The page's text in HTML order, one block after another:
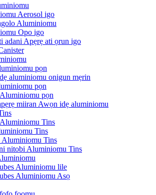
Aerosol igo
Aluminiomu
Opo igo
adani Apẹrẹ ati ọrun igo
pọn
aluminiomu onigun mẹrin
pọn
pọn
miiran Awọn idẹ aluminiomu
Tins
Tins
Aluminiomu Tins
nitobi Aluminiomu Tins
Aluminiomu lile
Aluminiomu Asọ